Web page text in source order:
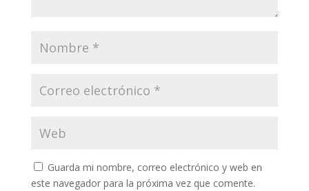
Guarda mi nombre, correo electrónico y web en
este navegador para la próxima vez que comente.